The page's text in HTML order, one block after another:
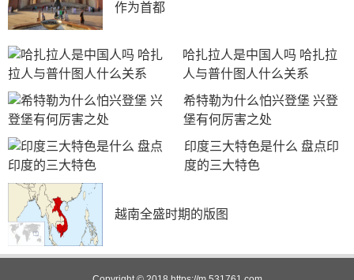
没有分裂，那中国的地缘环境更加恶劣。就印度现在这样
还没事要挑衅一下我们，要是没有巴基斯坦的制约，印度
人还不得天天来找麻烦啊。
作为首都
哈扎拉人是中国人吗 哈扎拉
人与普什图人什么关系
希特勒为什么怕兴登堡 兴登
堡有何厉害之处
印度三大特色是什么 盘点印
度的三大特色
越南全盛时期的版图